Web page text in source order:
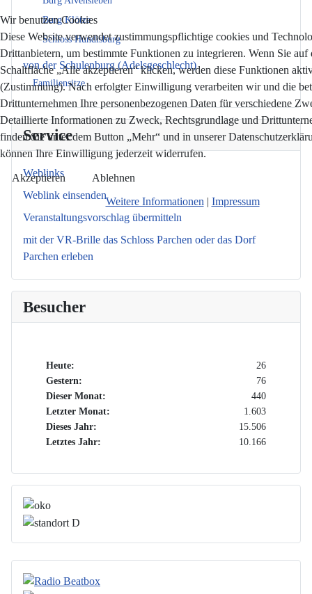
Burg Klötze
Schloss Hundisburg
von der Schulenburg (Adelsgeschlecht)
Familiensitze
Service
Weblinks
Weblink einsenden
Veranstaltungsvorschlag übermitteln
mit der VR-Brille das Schloss Parchen oder das Dorf
Parchen erleben
Besucher
Heute:
26
Gestern:
76
Dieser Monat:
440
Letzter Monat:
1.603
Dieses Jahr:
15.506
Letztes Jahr:
10.166
Wir benutzen Cookies
Diese Website verwendet zustimmungspflichtige cookies und
Drittanbietern, um bestimmte Funktionen zu integrieren. Wenn Sie auf
Schaltfläche „Alle akzeptieren“ klicken, werden diese Funktionen
(Zustimmung). Nach erfolgter Einwilligung verarbeiten wir und die
Drittunternehmen Ihre personenbezogenen Daten für verschiedene
Detaillierte Informationen zu Zweck, Rechtsgrundlage und
finden Sie unter dem Button „Mehr“ und in unserer
können Ihre Einwilligung jederzeit widerrufen.
Akzeptieren Ablehnen
Weitere Informationen | Impressum